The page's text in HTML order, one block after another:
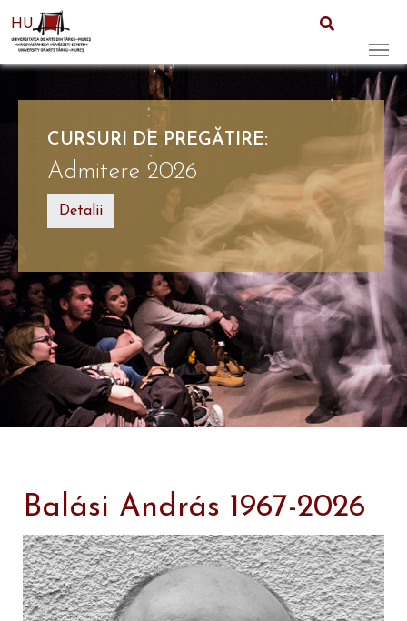
Skip to main content
HU
CURSURI DE PREGĂTIRE:
Admitere 2026
Detalii
Balási András 1967-2026